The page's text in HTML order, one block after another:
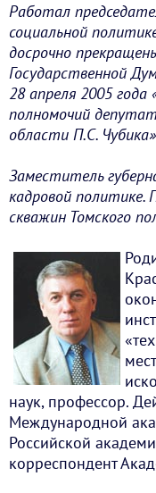
Работал
социальной
досрочно
Государственной
28 апреля 2005
полномочий
области П.С.
Заместитель
кадровой политике.
скважин Томского
наук, профессор.
Международной
Российской
корреспондент